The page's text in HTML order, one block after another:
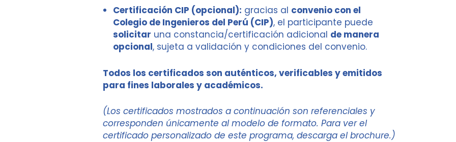
Certificación CIP (opcional): gracias al convenio con el
Colegio de Ingenieros del Perú (CIP), el participante puede
solicitar una constancia/certificación adicional de manera
opcional, sujeta a validación y condiciones del convenio.
Todos los certificados son auténticos, verificables y emitidos
para fines laborales y académicos.
(Los certificados mostrados a continuación son referenciales y
corresponden únicamente al modelo de formato. Para ver el
certificado personalizado de este programa, descarga el brochure.)